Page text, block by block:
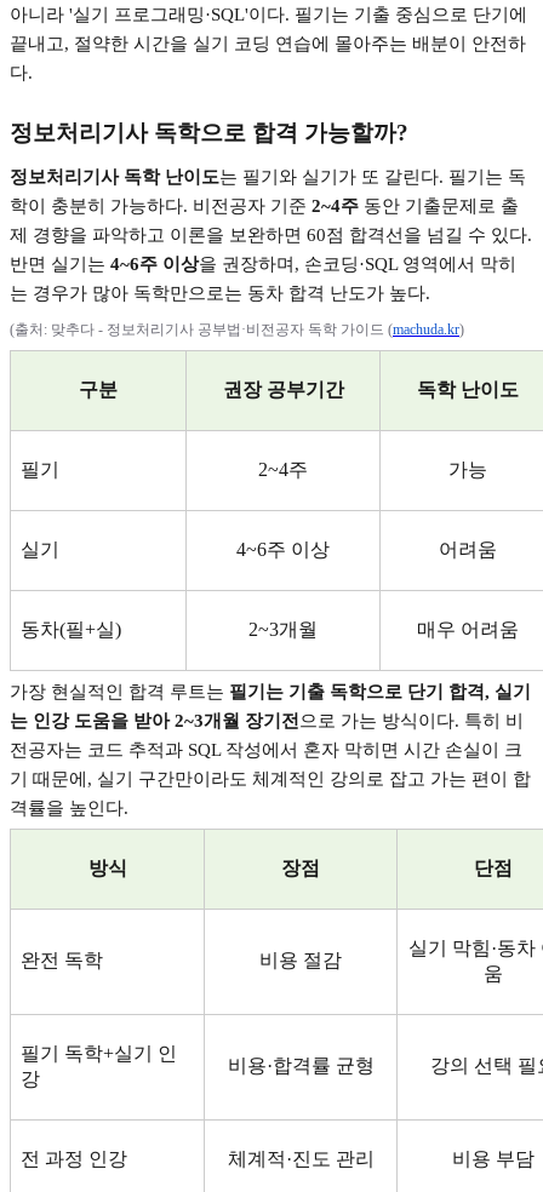
아니라 '실기 프로그래밍·SQL'이다. 필기는 기출 중심으로 단기에
끝내고, 절약한 시간을 실기 코딩 연습에 몰아주는 배분이 안전하
다.
정보처리기사 독학으로 합격 가능할까?
정보처리기사 독학 난이도는 필기와 실기가 또 갈린다. 필기는 독
학이 충분히 가능하다. 비전공자 기준 2~4주 동안 기출문제로 출
제 경향을 파악하고 이론을 보완하면 60점 합격선을 넘길 수 있다.
반면 실기는 4~6주 이상을 권장하며 , 손코딩·SQL 영역에서 막히
는 경우가 많아 독학만으로는 동차 합격 난도가 높다.
(출처 : 맞추다 - 정보처리기사 공부법 ·비전공자 독학 가이드 (machuda.kr)
구분 권장 공부기간 독학 난이도
필기 2~4주 가능
실기 4~6주 이상 어려움
동차(필+실) 2~3개월 매우 어려움
가장 현실적인 합격 루트는 필기는 기출 독학으로 단기 합격, 실기
는 인강 도움을 받아2~3개월 장기전 으로 가는 방식이다. 특히 비
전공자는 코드 추적과 SQL 작성에서 혼자 막히면 시간 손실이 크
기 때문에 , 실기 구간만이라도 체계적인 강의로 잡고 가는 편이 합
격률을 높인다.
방식 장점 단점
완전 독학 비용 절감
실기 막힘·동차
움
필기 독학+실기 인
강
비용·합격률 균형 강의 선택 필
전 과정 인강 체계적·진도 관리 비용 부담